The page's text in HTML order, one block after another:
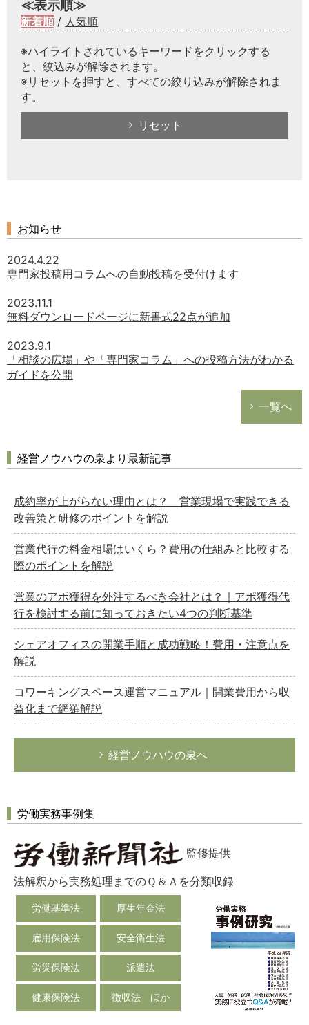
≪表示順≫
新着順 / 人気順
※ハイライトされているキーワードをクリックする
と、絞込みが解除されます。
※リセットを押すと、すべての絞り込みが解除されま
す。
リセット
お知らせ
2024.4.22
専門家投稿用コラムへの自動投稿を受付けます
2023.11.1
無料ダウンロードページに新書式22点が追加
2023.9.1
「相談の広場」や「専門家コラム」への投稿方法がわかる
ガイドを公開
一覧へ
経営ノウハウの泉より最新記事
成約率が上がらない理由とは？ 営業現場で実践できる
改善策と研修のポイントを解説
営業代行の料金相場はいくら？費用の仕組みと比較する
際のポイントを解説
営業のアポ獲得を外注するべき会社とは？｜アポ獲得代
行を検討する前に知っておきたい4つの判断基準
シェアオフィスの開業手順と成功戦略！費用・注意点を
解説
コワーキングスペース運営マニュアル｜開業費用から収
益化まで網羅解説
経営ノウハウの泉へ
労働実務事例集
監修提供
法解釈から実務処理までのＱ＆Ａを分類収録
労働基準法 厚生年金法
雇用保険法 安全衛生法
労災保険法 派遣法
健康保険法 徴収法 ほか